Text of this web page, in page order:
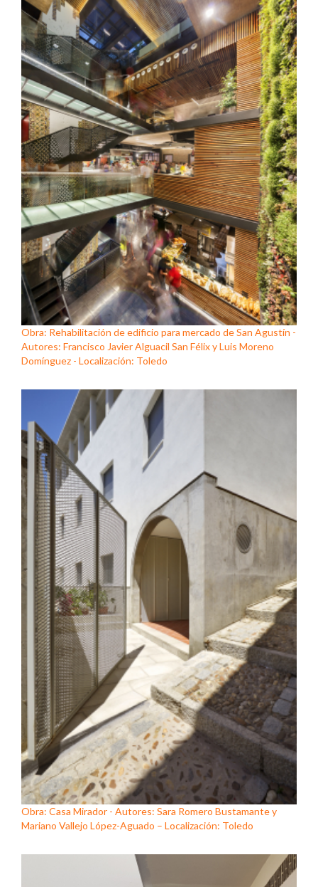
Obra: Rehabilitación de edificio para mercado de San Agustín -
Autores: Francisco Javier Alguacil San Félix y Luis Moreno
Domínguez - Localización: Toledo
Obra: Casa Mirador - Autores: Sara Romero Bustamante y
Mariano Vallejo López-Aguado – Localización: Toledo